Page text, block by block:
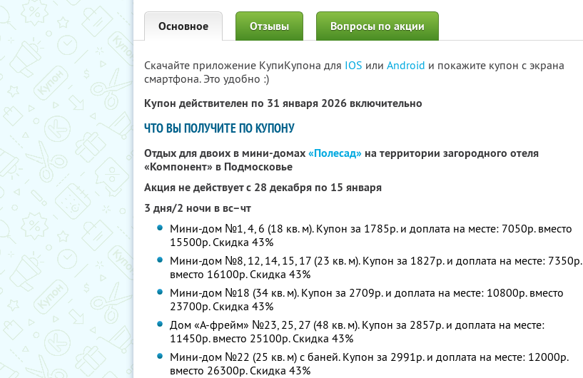
Основное Отзывы Вопросы по акции
Скачайте приложение КупиКупона для IOS или Android и покажите купон с экрана
смартфона. Это удобно :)
Купон действителен по 31 января 2026 включительно
ЧТО ВЫ ПОЛУЧИТЕ ПО КУПОНУ
Отдых для двоих в мини-домах«Полесад» на территории загородного отеля
«Компонент» в Подмосковье
Акция не действует с 28 декабря по 15 января
3 дня/2 ночи в вс–чт
Мини-дом №1, 4, 6 (18 кв. м). Купон за 1785р. и доплата на месте: 7050р. вместо
15500р. Скидка 43%
Мини-дом №8, 12, 14, 15, 17 (23 кв. м). Купон за 1827р. и доплата на месте: 7350р.
вместо 16100р. Скидка 43%
Мини-дом №18 (34 кв. м). Купон за 2709р. и доплата на месте: 10800р. вместо
23700р. Скидка 43%
Дом «А-фрейм» №23, 25, 27 (48 кв. м). Купон за 2857р. и доплата на месте:
11450р. вместо 25100р. Скидка 43%
Мини-дом №22 (25 кв. м) с баней. Купон за 2991р. и доплата на месте: 12000р.
вместо 26300р. Скидка 43%